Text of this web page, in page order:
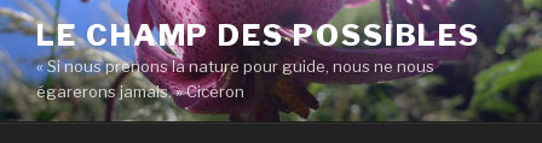
Aller
au
contenu
principal
LE CHAMP DES POSSIBLES
« Si nous prenons la nature pour guide, nous ne nous
égarerons jamais. » Cicéron